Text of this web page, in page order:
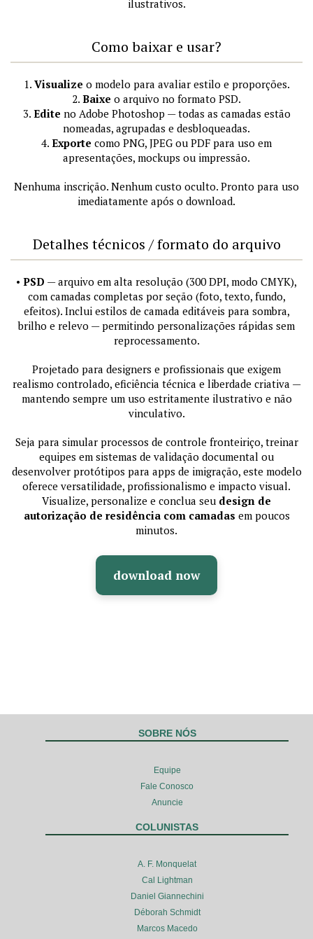
ilustrativos.
Como baixar e usar?
1. Visualize o modelo para avaliar estilo e proporções.
2. Baixe o arquivo no formato PSD.
3. Edite no Adobe Photoshop — todas as camadas estão
nomeadas, agrupadas e desbloqueadas.
4. Exporte como PNG, JPEG ou PDF para uso em
apresentações, mockups ou impressão.
Nenhuma inscrição. Nenhum custo oculto. Pronto para uso
imediatamente após o download.
Detalhes técnicos / formato do arquivo
• PSD — arquivo em alta resolução (300 DPI, modo CMYK),
com camadas completas por seção (foto, texto, fundo,
efeitos). Inclui estilos de camada editáveis para sombra,
brilho e relevo — permitindo personalizações rápidas sem
reprocessamento.
Projetado para designers e profissionais que exigem
realismo controlado, eficiência técnica e liberdade criativa —
mantendo sempre um uso estritamente ilustrativo e não
vinculativo.
Seja para simular processos de controle fronteiriço, treinar
equipes em sistemas de validação documental ou
desenvolver protótipos para apps de imigração, este modelo
oferece versatilidade, profissionalismo e impacto visual.
Visualize, personalize e conclua seu design de
autorização de residência com camadas em poucos
minutos.
download now
SOBRE NÓS
Equipe
Fale Conosco
Anuncie
COLUNISTAS
A. F. Monquelat
Cal Lightman
Daniel Giannechini
Déborah Schmidt
Marcos Macedo